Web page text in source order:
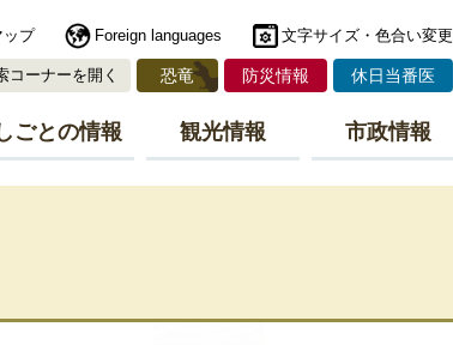
ップ Foreign languages 文字サイズ・色合い変更
コーナーを開く 恐竜 防災情報 休日当番医
ごとの情報 観光情報 市政情報